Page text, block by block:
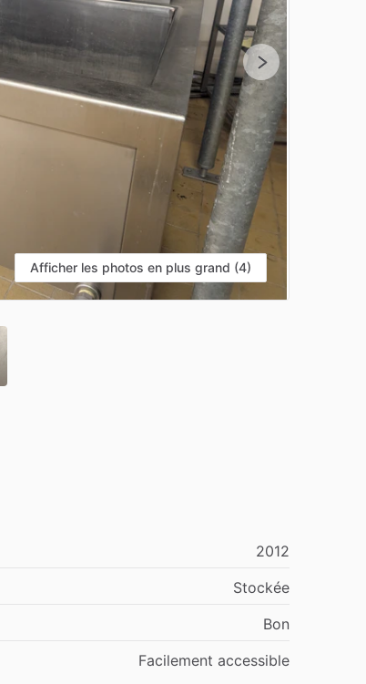
Afficher les photos en plus grand (4)
2012
Stockée
Bon
Facilement accessible